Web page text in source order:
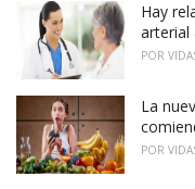
Hay
arterial
POR
La
POR